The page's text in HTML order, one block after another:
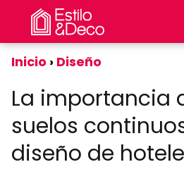
Inicio Diseño
La importancia
suelos
diseño de